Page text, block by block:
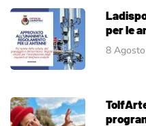
per le
8